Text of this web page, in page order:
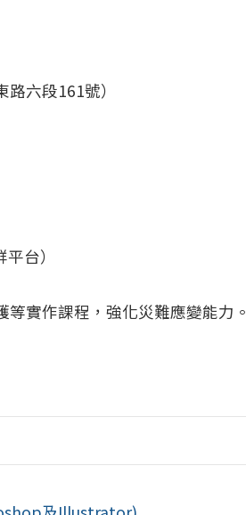
六段161號）
台）
實作課程，強化災難應變能力。